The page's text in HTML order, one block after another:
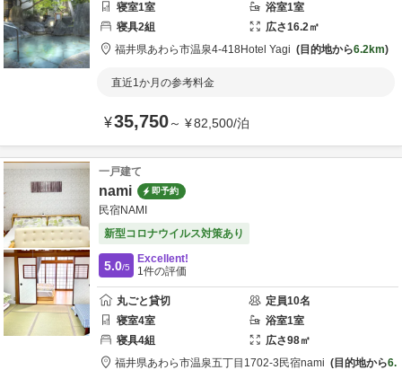
寝室1室 浴室1室
寝具2組 広さ16.2㎡
福井県あわら市温泉4‐418Hotel Yagi 目的地から6.2km
直近1か月の参考料金
¥35,750～ ¥82,500/泊
一戸建て
nami 即予約
民宿NAMI
新型コロナウイルス対策あり
5.0/5
Excellent!
1件の評価
丸ごと貸切 定員10名
寝室4室 浴室1室
寝具4組 広さ98㎡
福井県あわら市温泉五丁目1702-3 民宿nami 目的地から6.